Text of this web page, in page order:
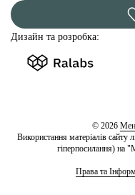
Дизайн та розробка:
© 2026
Використання матеріалів
гіперпосилання) на
Права та